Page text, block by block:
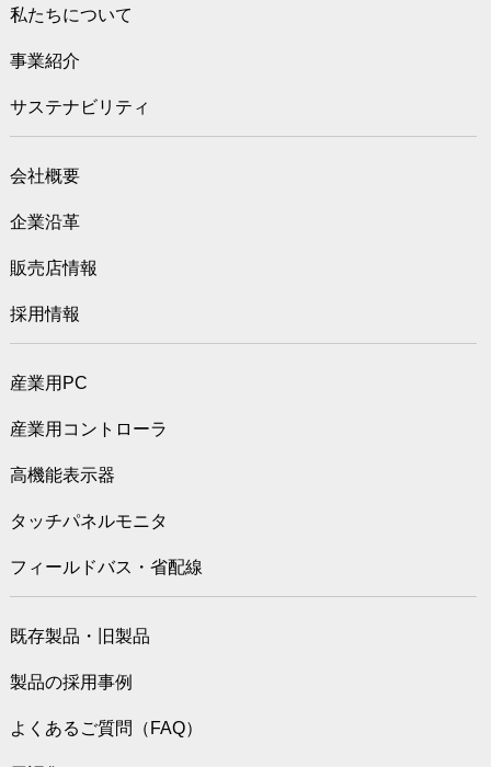
私たちについて
事業紹介
サステナビリティ
会社概要
企業沿革
販売店情報
採用情報
産業用PC
産業用コントローラ
高機能表示器
タッチパネルモニタ
フィールドバス・省配線
既存製品・旧製品
製品の採用事例
よくあるご質問（FAQ）